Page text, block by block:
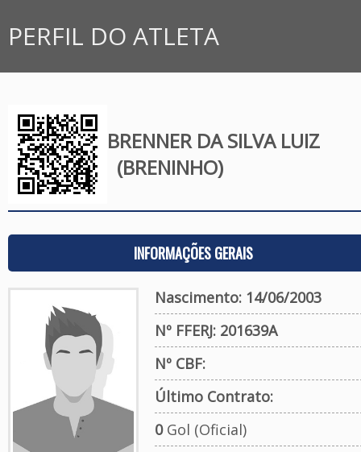
PERFIL DO ATLETA
BRENNER DA SILVA LUIZ
(BRENINHO)
INFORMAÇÕES GERAIS
Nascimento: 14/06/2003
Nº FFERJ: 201639A
Nº CBF:
Último Contrato:
0Gol (Oficial)